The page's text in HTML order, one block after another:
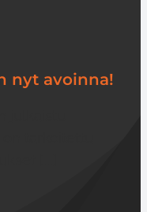
nyt avoinna!